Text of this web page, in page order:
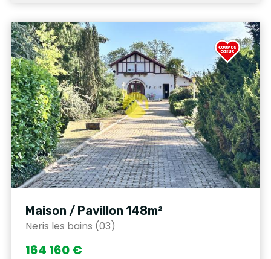
Maison / Pavillon 148m²
Neris les bains (03)
164 160 €